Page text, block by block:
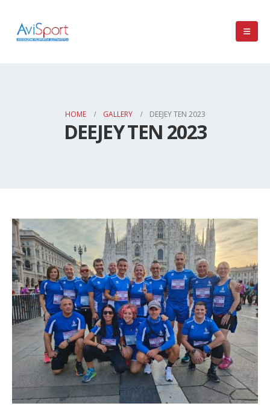
HOME GALLERY DEEJEY TEN 2023
DEEJEY TEN 2023